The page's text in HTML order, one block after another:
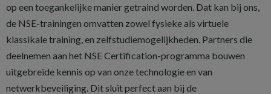
op een toegankelijke manier getraind worden. Dat kan bij ons,
de NSE-trainingen omvatten zowel fysieke als virtuele
klassikale training, en zelfstudiemogelijkheden. Partners die
deelnemen aan het NSE Certification-programma bouwen
uitgebreide kennis op van onze technologie en van
netwerkbeveiliging. Dit sluit perfect aan bij de